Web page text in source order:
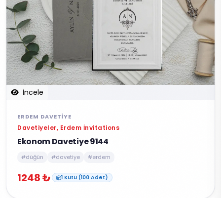
İncele
ERDEM DAVETIYE
Davetiyeler, Erdem İnvitations
Ekonom Davetiye 9144
#düğün #davetiye #erdem
1248 ₺ 1 Kutu (100 Adet)